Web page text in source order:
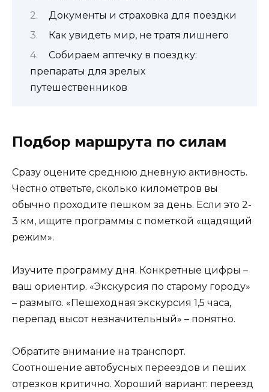
Документы и страховка для поездки
Как увидеть мир, не тратя лишнего
Собираем аптечку в поездку:
препараты для зрелых
путешественников
Подбор маршрута по силам
Сразу оцените среднюю дневную активность.
Честно ответьте, сколько километров вы
обычно проходите пешком за день. Если это 2-
3 км, ищите программы с пометкой «щадящий
режим».
Изучите программу дня. Конкретные цифры –
ваш ориентир. «Экскурсия по старому городу»
– размыто. «Пешеходная экскурсия 1,5 часа,
перепад высот незначительный» – понятно.
Обратите внимание на транспорт.
Соотношение автобусных переездов и пеших
отрезков критично. Хороший вариант: переезд